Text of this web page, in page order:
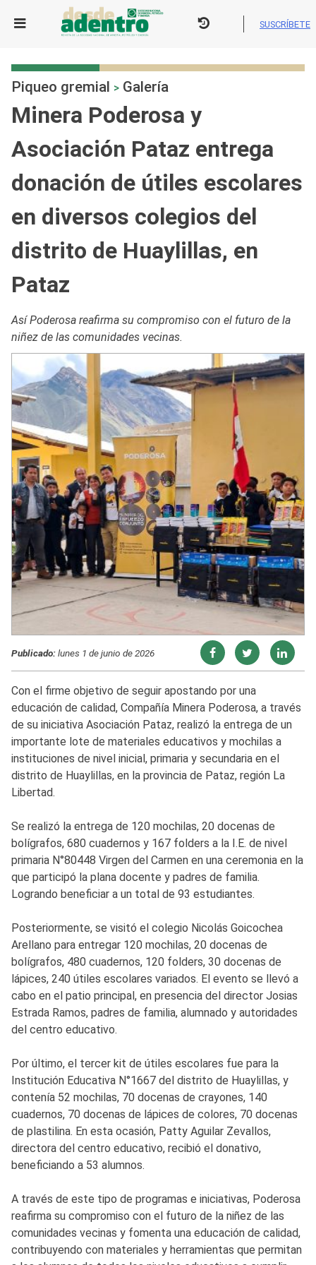
SUSCRÍBETE
Piqueo gremial > Galería
Minera Poderosa y
Asociación Pataz entrega
donación de útiles escolares
en diversos colegios del
distrito de Huaylillas, en
Pataz
Así Poderosa reafirma su compromiso con el futuro de la
niñez de las comunidades vecinas.
Publicado:lunes 1 de junio de 2026
Con el firme objetivo de seguir apostando por una
educación de calidad, Compañía Minera Poderosa, a través
de su iniciativa Asociación Pataz, realizó la entrega de un
importante lote de materiales educativos y mochilas a
instituciones de nivel inicial, primaria y secundaria en el
distrito de Huaylillas, en la provincia de Pataz, región La
Libertad.
Se realizó la entrega de 120 mochilas, 20 docenas de
bolígrafos, 680 cuadernos y 167 folders a la I.E. de nivel
primaria N°80448 Virgen del Carmen en una ceremonia en la
que participó la plana docente y padres de familia.
Logrando beneficiar a un total de 93 estudiantes.
Posteriormente, se visitó el colegio Nicolás Goicochea
Arellano para entregar 120 mochilas, 20 docenas de
bolígrafos, 480 cuadernos, 120 folders, 30 docenas de
lápices, 240 útiles escolares variados. El evento se llevó a
cabo en el patio principal, en presencia del director Josias
Estrada Ramos, padres de familia, alumnado y autoridades
del centro educativo.
Por último, el tercer kit de útiles escolares fue para la
Institución Educativa N°1667 del distrito de Huaylillas, y
contenía 52 mochilas, 70 docenas de crayones, 140
cuadernos, 70 docenas de lápices de colores, 70 docenas
de plastilina. En esta ocasión, Patty Aguilar Zevallos,
directora del centro educativo, recibió el donativo,
beneficiando a 53 alumnos.
A través de este tipo de programas e iniciativas, Poderosa
reafirma su compromiso con el futuro de la niñez de las
comunidades vecinas y fomenta una educación de calidad,
contribuyendo con materiales y herramientas que permitan